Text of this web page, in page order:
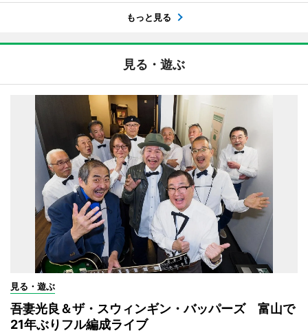
もっと見る
見る・遊ぶ
見る・遊ぶ
吾妻光良＆ザ・スウィンギン・バッパーズ 富山で
21年ぶりフル編成ライブ